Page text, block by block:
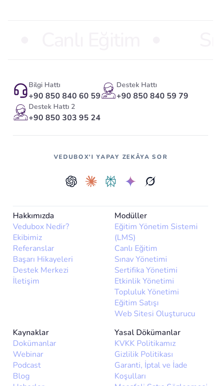
VEDUBOX'I YAPAY ZEKÂYA SOR
Hakkımızda
Vedubox Nedir?
Ekibimiz
Referanslar
Başarı Hikayeleri
Destek Merkezi
İletişim
Modüller
Eğitim Yönetim Sistemi
(LMS)
Canlı Eğitim
Sınav Yönetimi
Sertifika Yönetimi
Etkinlik Yönetimi
Topluluk Yönetimi
Eğitim Satışı
Web Sitesi Oluşturucu
Kaynaklar
Dokümanlar
Webinar
Podcast
Blog
Yasal Dökümanlar
KVKK Politikamız
Gizlilik Politikası
Garanti, İptal ve İade
Koşulları
Bilgi Hattı
+90 850 840 60 59
Destek Hattı
+90 850 840 59 79
Destek Hattı 2
+90 850 303 95 24